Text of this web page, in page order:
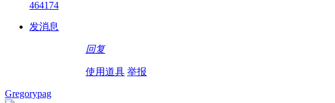
464174
发消息
回复
使用道具 举报
Gregorypag